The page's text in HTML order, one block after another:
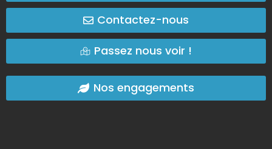
Contactez-nous
Passez nous voir !
Nos engagements